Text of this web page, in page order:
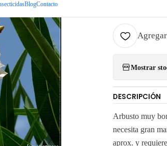
BlogContacto
Mostrar
DESCRIPCIÓN
Arbusto muy
necesita gran
aprox. y